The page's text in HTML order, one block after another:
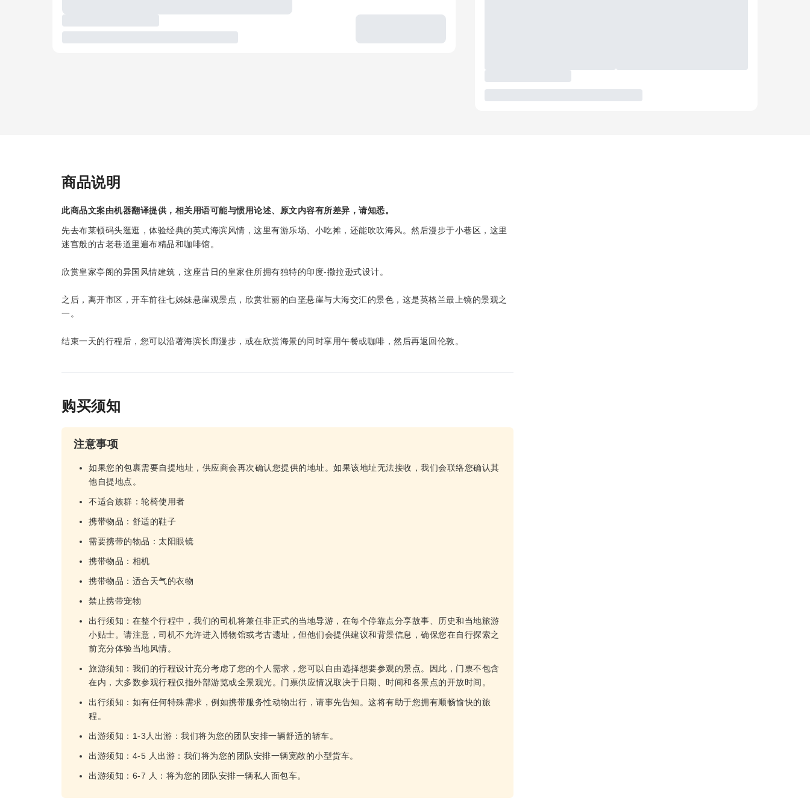
商品说明
此商品文案由机器翻译提供，相关用语可能与惯用论述、原文内容有所差异，请知悉。
先去布莱顿码头逛逛，体验经典的英式海滨风情，这里有游乐场、小吃摊，还能吹吹海风。然后漫步于小巷区，这里
迷宫般的古老巷道里遍布精品和咖啡馆。
欣赏皇家亭阁的异国风情建筑，这座昔日的皇家住所拥有独特的印度-撒拉逊式设计。
之后，离开市区，开车前往七姊妹悬崖观景点，欣赏壮丽的白垩悬崖与大海交汇的景色，这是英格兰最上镜的景观之
一。
结束一天的行程后，您可以沿著海滨长廊漫步，或在欣赏海景的同时享用午餐或咖啡，然后再返回伦敦。
购买须知
注意事项
如果您的包裹需要自提地址，供应商会再次确认您提供的地址。如果该地址无法接收，我们会联络您确认其
他自提地点。
不适合族群：轮椅使用者
携带物品：舒适的鞋子
需要携带的物品：太阳眼镜
携带物品：相机
携带物品：适合天气的衣物
禁止携带宠物
出行须知：在整个行程中，我们的司机将兼任非正式的当地导游，在每个停靠点分享故事、历史和当地旅游
小贴士。请注意，司机不允许进入博物馆或考古遗址，但他们会提供建议和背景信息，确保您在自行探索之
前充分体验当地风情。
旅游须知：我们的行程设计充分考虑了您的个人需求，您可以自由选择想要参观的景点。因此，门票不包含
在内，大多数参观行程仅指外部游览或全景观光。门票供应情况取决于日期、时间和各景点的开放时间。
出行须知：如有任何特殊需求，例如携带服务性动物出行，请事先告知。这将有助于您拥有顺畅愉快的旅
程。
出游须知：1-3人出游：我们将为您的团队安排一辆舒适的轿车。
出游须知：4-5 人出游：我们将为您的团队安排一辆宽敞的小型货车。
出游须知：6-7 人：将为您的团队安排一辆私人面包车。